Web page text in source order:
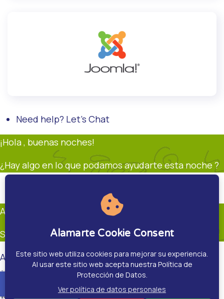
Need help? Let's Chat
¡Hola , buenas noches!
¿Hay algo en lo que podamos ayudarte esta noche ?
Andrés Restrepo
Soporte
Andrés Restrepo
¿Hay algo en que pueda ayudarte?.
15:00
Alamarte Cookie Consent
Este sitio web utiliza cookies para mejorar su experiencia.
Al usar este sitio web acepta nuestra Política de
Protección de Datos.
Ver política de datos personales